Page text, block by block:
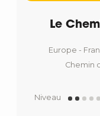
Le
Europe -
Chemin
Niveau